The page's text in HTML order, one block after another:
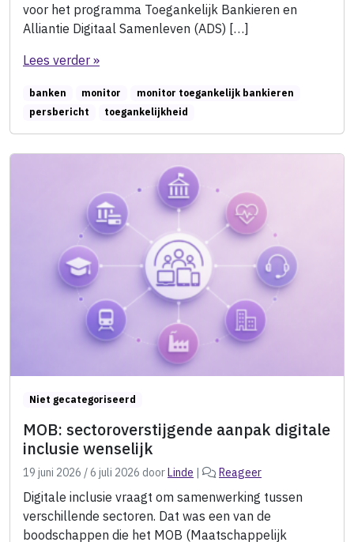
voor het programma Toegankelijk Bankieren en
Alliantie Digitaal Samenleven (ADS) […]
Lees verder »
banken monitor
monitor toegankelijk bankieren
persbericht
toegankelijkheid
Niet gecategoriseerd
MOB: sectoroverstijgende aanpak digitale
inclusie wenselijk
19 juni 2026 /6 juli 2026 doorLinde | Reageer
Digitale inclusie vraagt om samenwerking tussen
verschillende sectoren. Dat was een van de
boodschappen die het MOB (Maatschappelijk